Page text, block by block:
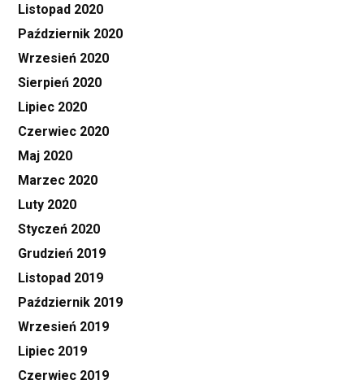
Listopad 2020
Październik 2020
Wrzesień 2020
Sierpień 2020
Lipiec 2020
Czerwiec 2020
Maj 2020
Marzec 2020
Luty 2020
Styczeń 2020
Grudzień 2019
Listopad 2019
Październik 2019
Wrzesień 2019
Lipiec 2019
Czerwiec 2019